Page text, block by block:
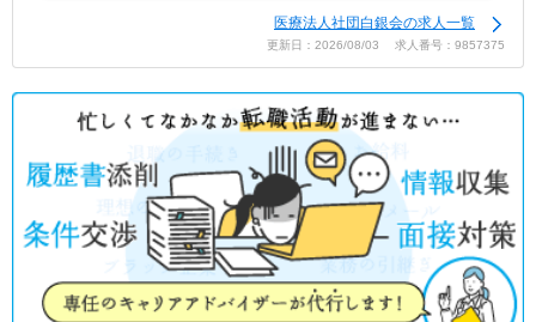
医療法人社団白銀会の求人一覧
更新日：2026/08/03 求人番号：9857375